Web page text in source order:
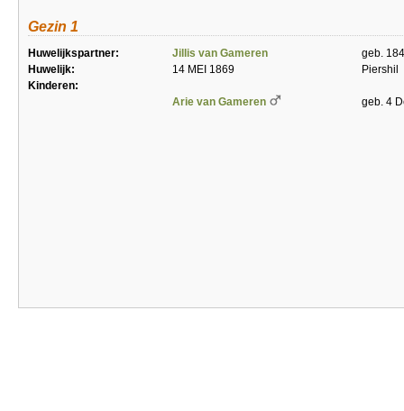
Gezin 1
Huwelijkspartner: Jillis van Gameren
geb.
Huwelijk:
14 MEI 1869
Piershil
Kinderen:
Arie van Gameren
geb. 4